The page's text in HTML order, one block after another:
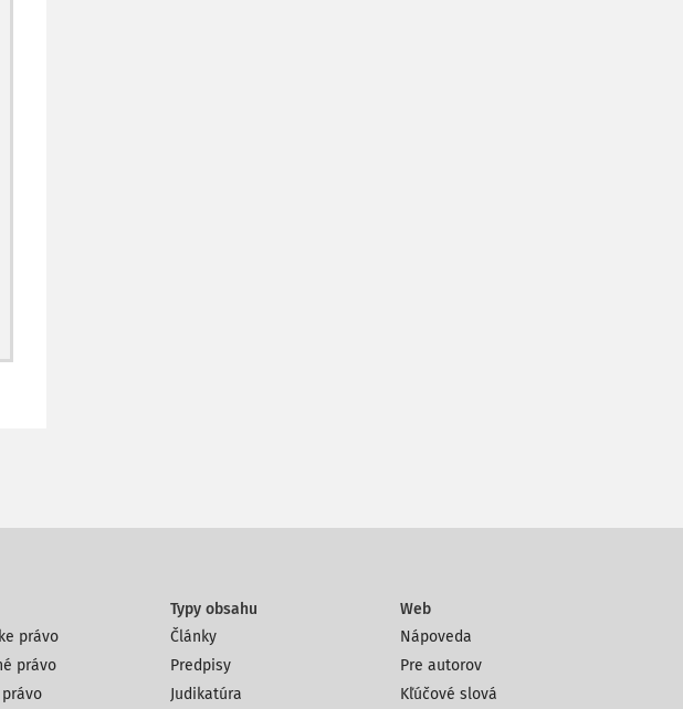
právo
právo
Typy obsahu
Články
Predpisy
Judikatúra
Web
Nápoveda
Pre autorov
Kľúčové slová